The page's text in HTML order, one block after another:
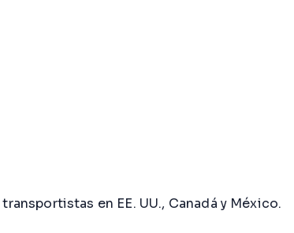
en EE. UU., Canadá y México.